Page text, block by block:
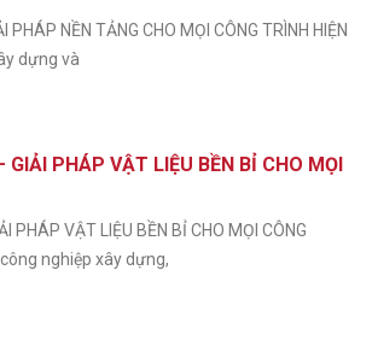
PHÁP NỀN TẢNG CHO MỌI CÔNG TRÌNH HIỆN
dựng và
GIẢI PHÁP VẬT LIỆU BỀN BỈ CHO MỌI
PHÁP VẬT LIỆU BỀN BỈ CHO MỌI CÔNG
nghiệp xây dựng,